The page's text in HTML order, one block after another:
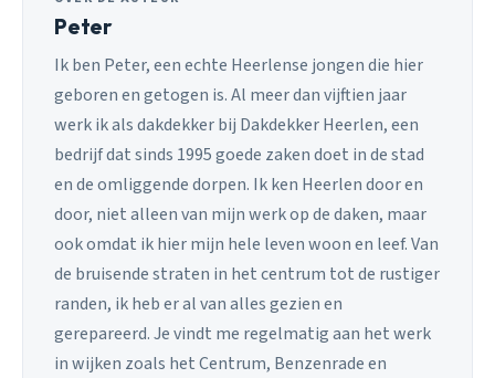
Peter
Ik ben Peter, een echte Heerlense jongen die hier
geboren en getogen is. Al meer dan vijftien jaar
werk ik als dakdekker bij Dakdekker Heerlen, een
bedrijf dat sinds 1995 goede zaken doet in de stad
en de omliggende dorpen. Ik ken Heerlen door en
door, niet alleen van mijn werk op de daken, maar
ook omdat ik hier mijn hele leven woon en leef. Van
de bruisende straten in het centrum tot de rustiger
randen, ik heb er al van alles gezien en
gerepareerd. Je vindt me regelmatig aan het werk
in wijken zoals het Centrum, Benzenrade en